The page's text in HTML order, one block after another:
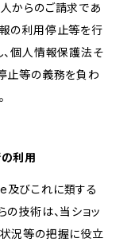
からのご請求であ
の利用停止等を行
、個人情報保護法そ
止等の義務を負わ
利用
及びこれに類する
の技術は、当ショッ
況等の把握に役立